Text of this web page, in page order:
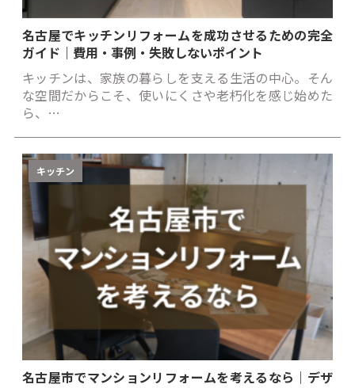
名古屋でキッチンリフォームを成功させるための完全
ガイド｜費用・事例・失敗しないポイント
キッチンは、家族の暮らしを支える生活の中心。そん
な空間だからこそ、使いにくさや老朽化を感じ始めた
ら、…
キッチン
名古屋市でマンションリフォームを考えるなら｜デザ